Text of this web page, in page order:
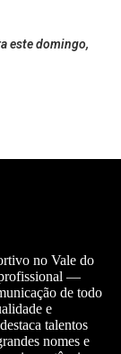
este domingo,
no Vale do
profissional —
de todo
e
talentos
nomes e